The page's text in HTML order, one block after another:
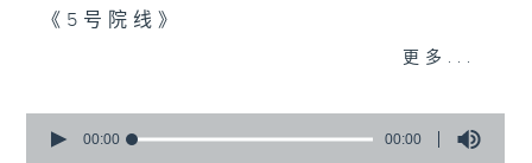
《5号院线》
更多...
seconds
00:00 00:00